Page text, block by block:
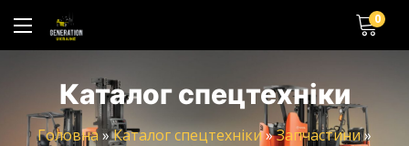
0
Каталог спецтехніки
Головна»Каталог спецтехніки»Запчастини»